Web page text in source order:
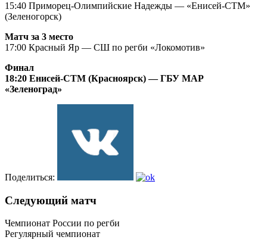
15:40 Приморец-Олимпийские Надежды — «Енисей-СТМ»
(Зеленогорск)
Матч за 3 место
17:00 Красный Яр — СШ по регби «Локомотив»
Финал
18:20 Енисей-СТМ (Красноярск) — ГБУ МАР
«Зеленоград»
Поделиться:
Следующий матч
Чемпионат России по регби
Регулярный чемпионат